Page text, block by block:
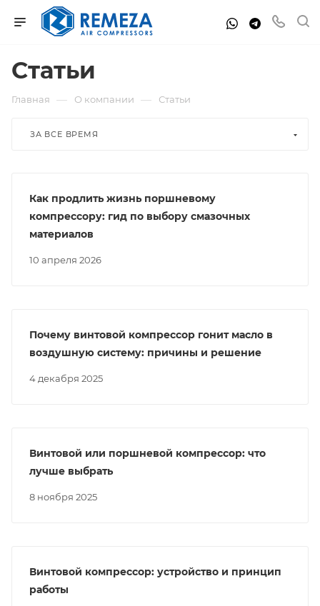
Статьи
Главная — О компании — Статьи
ЗА ВСЕ ВРЕМЯ
10 апреля 2026
Как продлить жизнь поршневому
компрессору: гид по выбору смазочных
материалов
4 декабря 2025
Почему винтовой компрессор гонит масло в
воздушную систему: причины и решение
8 ноября 2025
Винтовой или поршневой компрессор: что
лучше выбрать
Винтовой компрессор: устройство и принцип
работы